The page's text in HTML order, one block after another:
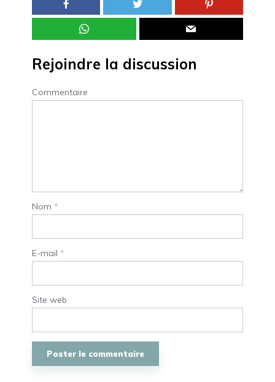
Rejoindre la discussion
Commentaire
Nom *
E-mail *
Site web